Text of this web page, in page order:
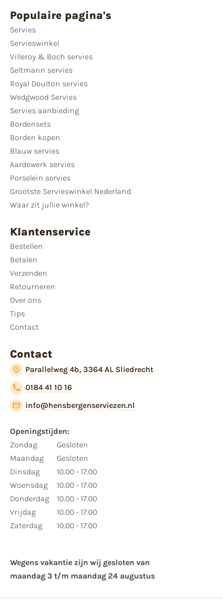
Populaire pagina's
Servies
Servieswinkel
Villeroy & Boch servies
Seltmann servies
Royal Doulton servies
Wedgwood Servies
Servies aanbieding
Bordensets
Borden kopen
Blauw servies
Aardewerk servies
Porselein servies
Grootste Servieswinkel Nederland
Waar zit jullie winkel?
Klantenservice
Bestellen
Betalen
Verzenden
Retourneren
Over ons
Tips
Contact
Contact
Parallelweg 4b, 3364 AL Sliedrecht
0184 41 10 16
info@hensbergenserviezen.nl
Openingstijden:
Zondag
Maandag
Dinsdag
Woensdag
Donderdag
Vrijdag
Zaterdag
Gesloten
Gesloten
10.00 - 17.00
10.00 - 17.00
10.00 - 17.00
10.00 - 17.00
10.00 - 17.00
Wegens vakantie zijn wij gesloten van ​
maandag 3 t/m maandag 24 augustus